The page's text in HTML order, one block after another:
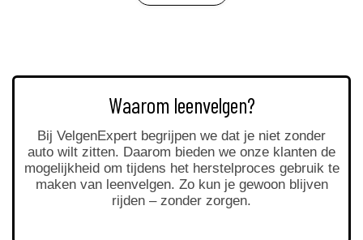
Waarom leenvelgen?
Bij VelgenExpert begrijpen we dat je niet zonder
auto wilt zitten. Daarom bieden we onze klanten de
mogelijkheid om tijdens het herstelproces gebruik te
maken van leenvelgen. Zo kun je gewoon blijven
rijden – zonder zorgen.